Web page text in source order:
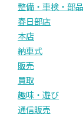
整備・車検・部
春日部店
本店
納車式
販売
買取
趣味・遊び
通信販売